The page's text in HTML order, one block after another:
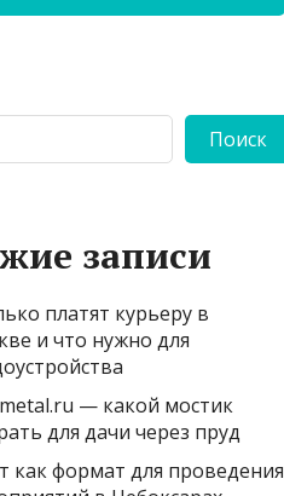
Поиск
записи
платят курьеру в
и что нужно для
— какой мостик
для дачи через пруд
как формат для проведения